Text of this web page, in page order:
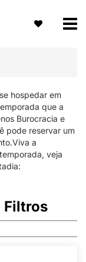
hospedar em
que a
Burocracia e
pode reservar um
a
veja
Filtros